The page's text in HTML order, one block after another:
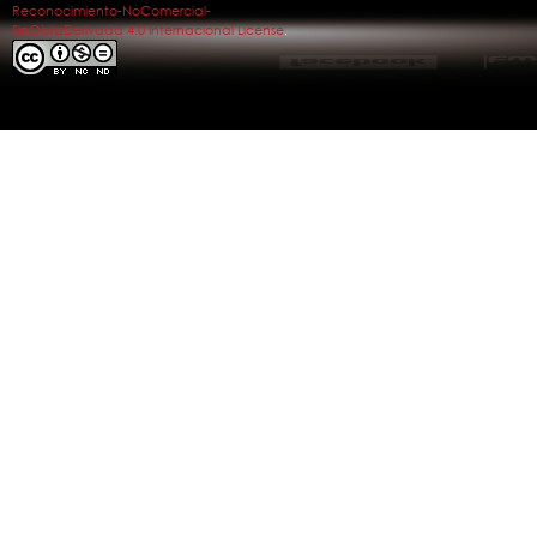
Reconocimiento-NoComercial-
SinObraDerivada 4.0 Internacional License.